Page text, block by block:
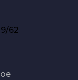
62